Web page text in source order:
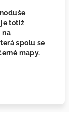
totiž
na
spolu se
mapy.